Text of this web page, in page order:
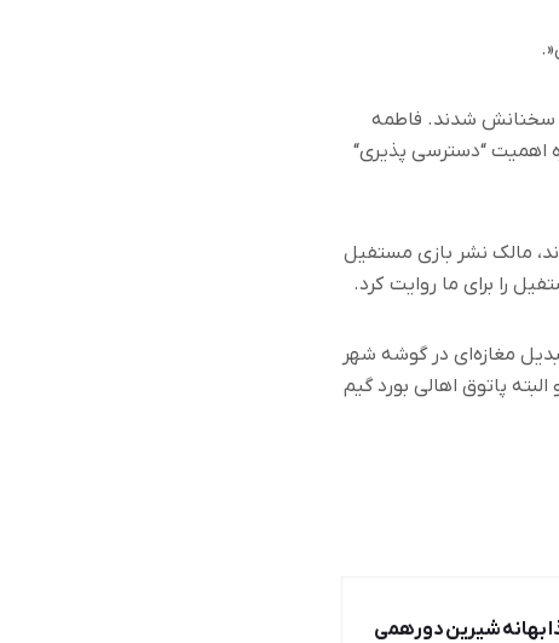
.»
سخنانش شدند. فاطمه
اهمیت “دسترسی پذیری“
مالک نشر بازی مستفیل
را برای ما روایت کرد.
مغازه‌ای در گوشه شهر
پاتوق اهالی بورد گیم
بهانه شیرین دورهمی